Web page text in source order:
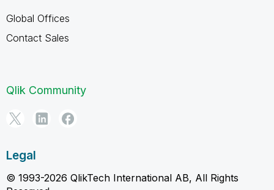
Global Offices
Contact Sales
Qlik Community
Legal
© 1993-2026 QlikTech International AB, All Rights